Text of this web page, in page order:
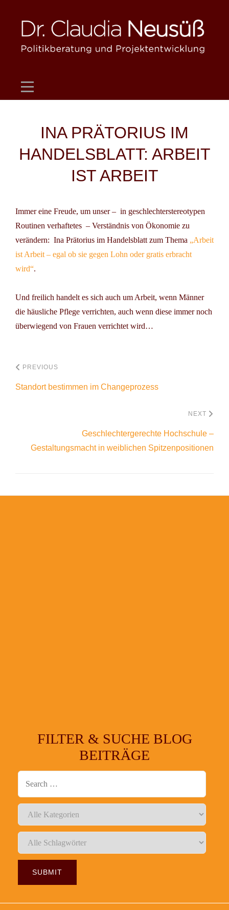
content
INA PRÄTORIUS IM
HANDELSBLATT: ARBEIT
IST ARBEIT
Immer eine Freude, um unser – in geschlechterstereotypen
Routinen verhaftetes – Verständnis von Ökonomie zu
verändern: Ina Prätorius im Handelsblatt zum Thema „Arbeit
ist Arbeit – egal ob sie gegen Lohn oder gratis erbracht
wird“.
Und freilich handelt es sich auch um Arbeit, wenn Männer
die häusliche Pflege verrichten, auch wenn diese immer noch
überwiegend von Frauen verrichtet wird…
Beitragsnavigation
PREVIOUS
Standort bestimmen im Changeprozess
NEXT
Geschlechtergerechte Hochschule –
Gestaltungsmacht in weiblichen Spitzenpositionen
FILTER & SUCHE BLOG
BEITRÄGE